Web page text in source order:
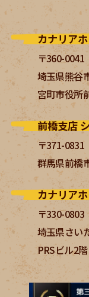
カナリア
〒360-0041
埼玉県熊谷
宮町市役所
前橋支店
〒371-0831
群馬県前橋
カナリア
〒330-0803
埼玉県さい
PRSビル2階